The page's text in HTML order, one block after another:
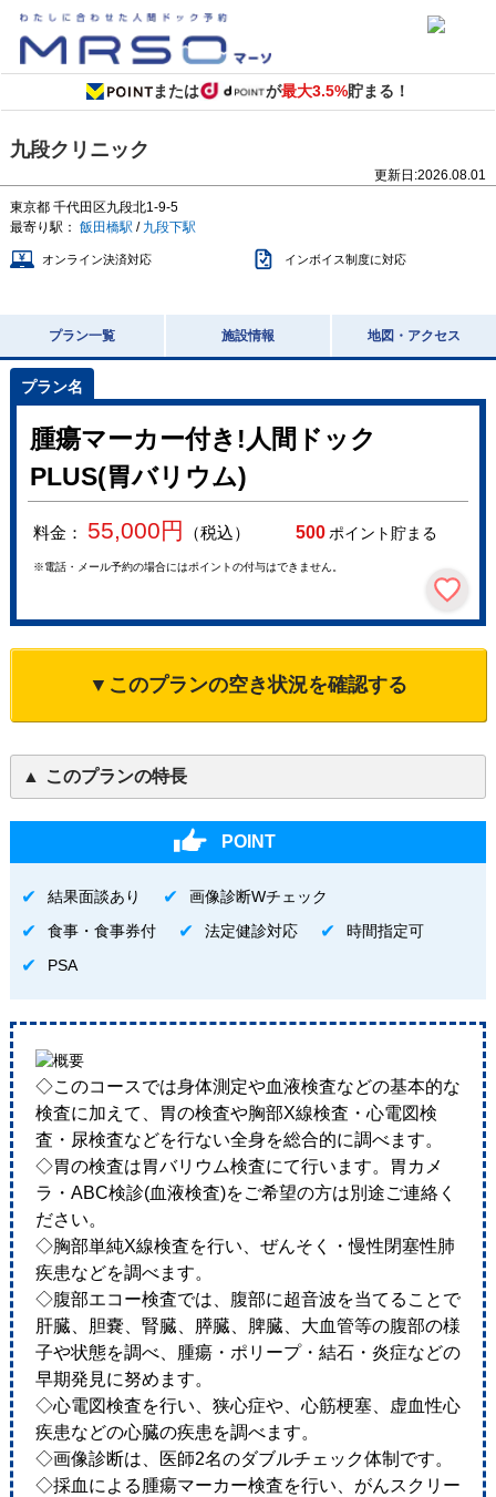
または が最大3.5%貯まる！
九段クリニック
更新日:2026.08.01
東京都 千代田区九段北1-9-5
最寄り駅： 飯田橋駅 / 九段下駅
オンライン決済対応 インボイス制度に対応
プラン一覧 施設情報 地図・アクセス
腫瘍マーカー付き!人間ドック
PLUS(胃バリウム)
料金： 55,000円 （税込） 500ポイント貯まる
※電話・メール予約の場合にはポイントの付与はできません。
▼このプランの空き状況を確認する
このプランの特長
POINT
結果面談あり
画像診断Wチェック
食事・食事券付
法定健診対応
時間指定可
PSA
◇このコースでは身体測定や血液検査などの基本的な
検査に加えて、胃の検査や胸部X線検査・心電図検
査・尿検査などを行ない全身を総合的に調べます。
◇胃の検査は胃バリウム検査にて行います。胃カメ
ラ・ABC検診(血液検査)をご希望の方は別途ご連絡く
ださい。
◇胸部単純X線検査を行い、ぜんそく・慢性閉塞性肺
疾患などを調べます。
◇腹部エコー検査では、腹部に超音波を当てることで
肝臓、胆嚢、腎臓、膵臓、脾臓、大血管等の腹部の様
子や状態を調べ、腫瘍・ポリープ・結石・炎症などの
早期発見に努めます。
◇心電図検査を行い、狭心症や、心筋梗塞、虚血性心
疾患などの心臓の疾患を調べます。
◇画像診断は、医師2名のダブルチェック体制です。
◇採血による腫瘍マーカー検査を行い、がんスクリー